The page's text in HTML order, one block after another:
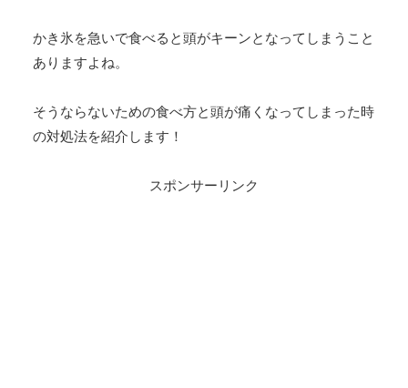
かき氷を急いで食べると頭がキーンとなってしまうこと
ありますよね。
そうならないための食べ方と頭が痛くなってしまった時
の対処法を紹介します！
スポンサーリンク